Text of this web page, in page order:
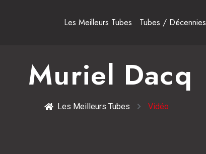
Les Meilleurs Tubes Tubes / Décennies
Muriel Dacq
Les Meilleurs Tubes Vidéo